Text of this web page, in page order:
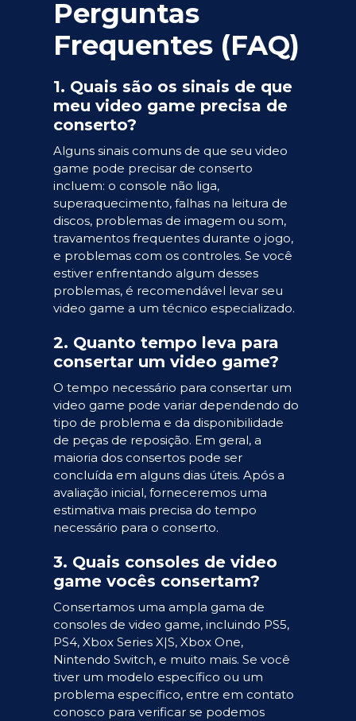
Perguntas
Frequentes (FAQ)
1. Quais são os sinais de que
meu video game precisa de
conserto?
Alguns sinais comuns de que seu video
game pode precisar de conserto
incluem: o console não liga,
superaquecimento, falhas na leitura de
discos, problemas de imagem ou som,
travamentos frequentes durante o jogo,
e problemas com os controles. Se você
estiver enfrentando algum desses
problemas, é recomendável levar seu
video game a um técnico especializado.
2. Quanto tempo leva para
consertar um video game?
O tempo necessário para consertar um
video game pode variar dependendo do
tipo de problema e da disponibilidade
de peças de reposição. Em geral, a
maioria dos consertos pode ser
concluída em alguns dias úteis. Após a
avaliação inicial, forneceremos uma
estimativa mais precisa do tempo
necessário para o conserto.
3. Quais consoles de video
game vocês consertam?
Consertamos uma ampla gama de
consoles de video game, incluindo PS5,
PS4, Xbox Series X|S, Xbox One,
Nintendo Switch, e muito mais. Se você
tiver um modelo específico ou um
problema específico, entre em contato
conosco para verificar se podemos